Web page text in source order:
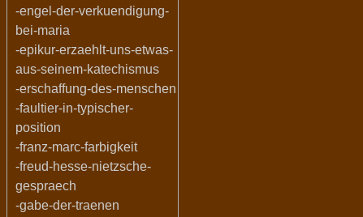
-engel-der-verkuendigung-
bei-maria
-epikur-erzaehlt-uns-etwas-
aus-seinem-katechismus
-erschaffung-des-menschen
-faultier-in-typischer-
position
-franz-marc-farbigkeit
-freud-hesse-nietzsche-
gespraech
-gabe-der-traenen